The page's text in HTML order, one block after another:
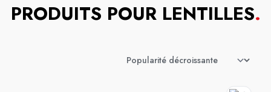
PRODUITS POUR LENTILLES.